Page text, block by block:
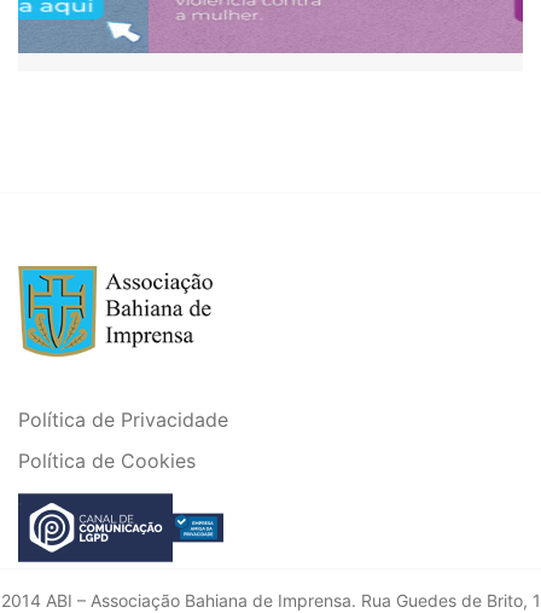
Política de Privacidade
Política de Cookies
2014 ABI – Associação Bahiana de Imprensa. Rua Guedes de Brito, 1